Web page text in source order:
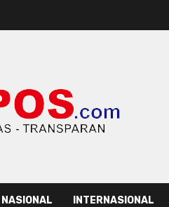
NASIONAL INTERNASIONAL